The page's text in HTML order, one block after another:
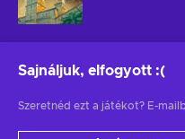
Sajnáljuk, elfogyott :(
Szeretnéd ezt a játékot? E-